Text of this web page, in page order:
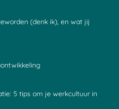
(denk ik), en wat jij
5 tips om je werkcultuur in